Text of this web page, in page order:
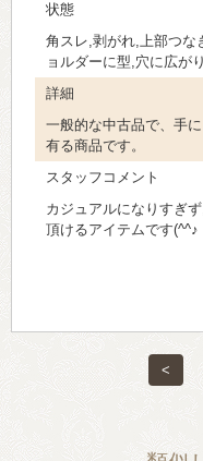
状態
角スレ,剥がれ,上部つな
ョルダーに型,穴に広が
詳細
一般的な中古品で、手
有る商品です。
スタッフコメント
カジュアルになりすぎ
頂けるアイテムです(^^♪
<